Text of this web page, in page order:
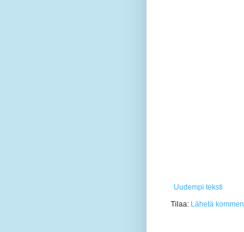
Uudempi teksti
Tilaa: Lähetä